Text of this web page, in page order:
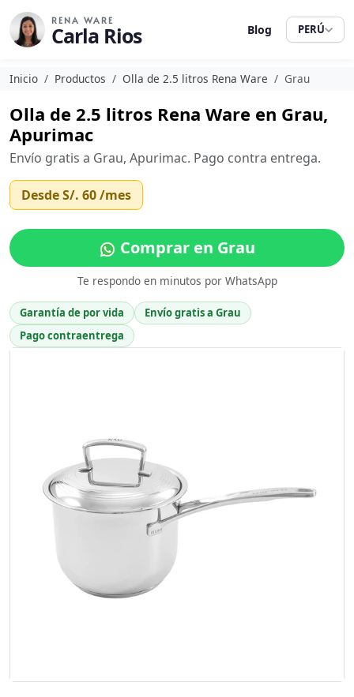
RENA WARE
Carla Rios Blog PERÚ
Inicio Productos Olla de 2.5 litros Rena Ware Grau
Olla de 2.5 litros Rena Ware en Grau,
Apurimac
Envío gratis a Grau, Apurimac. Pago contra entrega.
DesdeS/. 60/mes
Comprar en Grau
Te respondo en minutos por WhatsApp
Garantía de por vida
Envío gratis a Grau
Pago contraentrega